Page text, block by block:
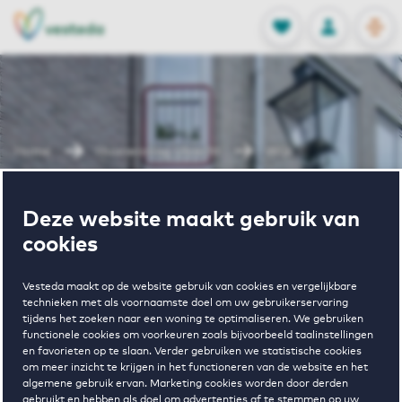
Deze website maakt gebruik van
cookies
Vesteda maakt op de website gebruik van cookies en vergelijkbare
technieken met als voornaamste doel om uw gebruikerservaring
tijdens het zoeken naar een woning te optimaliseren. We gebruiken
functionele cookies om voorkeuren zoals bijvoorbeeld taalinstellingen
en favorieten op te slaan. Verder gebruiken we statistische cookies
om meer inzicht te krijgen in het functioneren van de website en het
algemene gebruik ervan. Marketing cookies worden door derden
FAVORIETEN
Opgeslagen
INLOGGEN
NL
EN
Huurwoning Utrecht Wijk-C
Wonen in Wijk-
C